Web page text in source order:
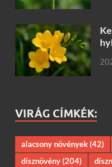
VIRÁG CÍMKÉK:
alacsony növények(42)
dísznövény(204)